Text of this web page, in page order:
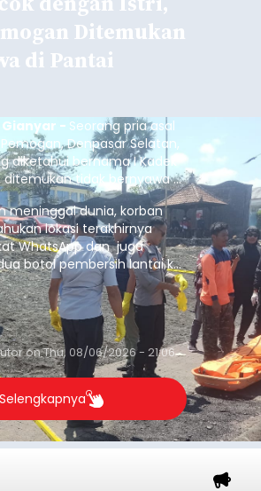
Ditemukan
di Pantai
- Seorang pria asal
Denpasar Selatan,
diketahui bernama I Kadek
ditemukan tidak bernyawa di
Sukawati.
meninggal dunia, korban
lokasi terakhirnya
WhatsApp dan juga
botol pembersih lantai ke
onThu, 08/06/2026 - 21:06